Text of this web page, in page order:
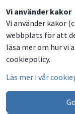
Vi använder kakor
Vi använder kakor
webbplats för att
läsa mer om hur vi
cookiepolicy.
Läs mer i vår
Dela
på
Facebook
Dela
på
Twitter
Dela
på
LinkedIn
Dela
via
email